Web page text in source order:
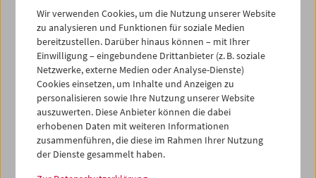
Kulturerbe digital
LGP
1984, Super 8, Farbe,5 min
Regie:Ashley Hans Scheirl
Darsteller*innen:Zorah Mari B., Erika T.
Sammlung:Österreichisches Filmmuseum
Dieser Inhalt von 'vimeo' kann aufgrund Ihrer
Datenschutzeinstellungen nicht angezeigt werden.
Wir verwenden Cookies, um die Nutzung unserer Website
zu analysieren und Funktionen für soziale Medien
bereitzustellen. Darüber hinaus können – mit Ihrer
Einwilligung – eingebundene Drittanbieter (z. B. soziale
Netzwerke, externe Medien oder Analyse-Dienste)
Cookies einsetzen, um Inhalte und Anzeigen zu
personalisieren sowie Ihre Nutzung unserer Website
auszuwerten. Diese Anbieter können die dabei
erhobenen Daten mit weiteren Informationen
zusammenführen, die diese im Rahmen Ihrer Nutzung
der Dienste gesammelt haben.